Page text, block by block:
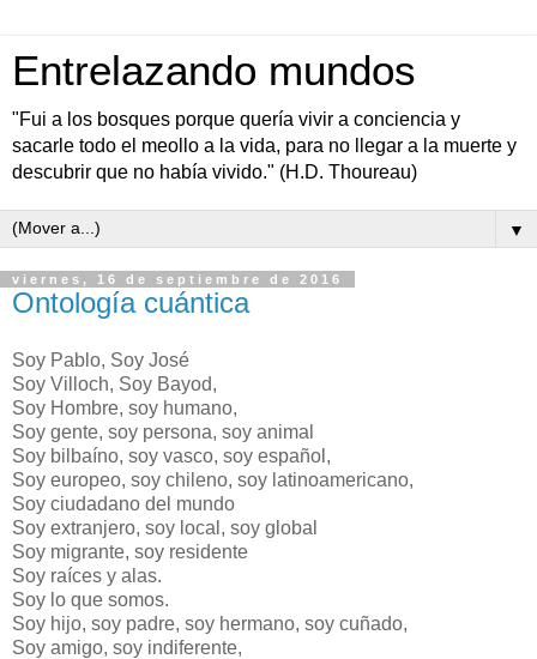
Entrelazando mundos
"Fui a los bosques porque quería vivir a conciencia y
sacarle todo el meollo a la vida, para no llegar a la muerte y
descubrir que no había vivido." (H.D. Thoureau)
▼
viernes, 16 de septiembre de 2016
Ontología cuántica
Soy Pablo, Soy José
Soy Villoch, Soy Bayod,
Soy Hombre, soy humano,
Soy gente, soy persona, soy animal
Soy bilbaíno, soy vasco, soy español,
Soy europeo, soy chileno, soy latinoamericano,
Soy ciudadano del mundo
Soy extranjero, soy local, soy global
Soy migrante, soy residente
Soy raíces y alas.
Soy lo que somos.
Soy hijo, soy padre, soy hermano, soy cuñado,
Soy amigo, soy indiferente,